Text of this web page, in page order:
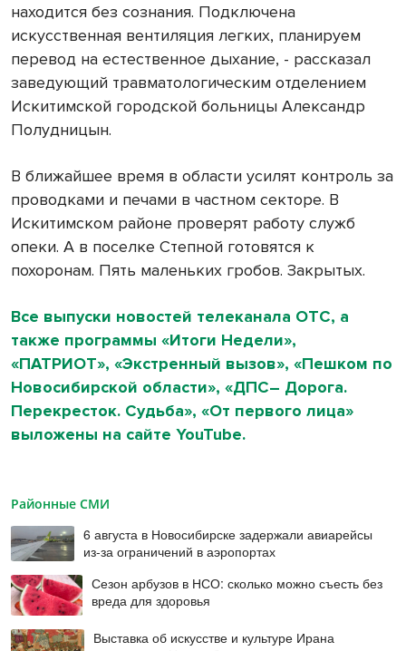
находится без сознания. Подключена
искусственная вентиляция легких, планируем
перевод на естественное дыхание, - рассказал
заведующий травматологическим отделением
Искитимской городской больницы Александр
Полудницын.
В ближайшее время в области усилят контроль за
проводками и печами в частном секторе. В
Искитимском районе проверят работу служб
опеки. А в поселке Степной готовятся к
похоронам. Пять маленьких гробов. Закрытых.
Все выпуски новостей телеканала ОТС, а
также программы «Итоги Недели»,
«ПАТРИОТ», «Экстренный вызов», «Пешком по
Новосибирской области», «ДПС– Дорога.
Перекресток. Судьба», «От первого лица»
выложены на сайте YouTube.
Районные СМИ
6 августа в Новосибирске задержали авиарейсы
из-за ограничений в аэропортах
Сезон арбузов в НСО: сколько можно съесть без
вреда для здоровья
Выставка об искусстве и культуре Ирана